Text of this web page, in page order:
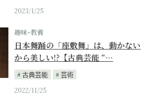
2023/1/25
趣味･教養
日本舞踊の「座敷舞」は、動かない
から美しい!?【古典芸能 “…
古典芸能
芸術
2022/11/25